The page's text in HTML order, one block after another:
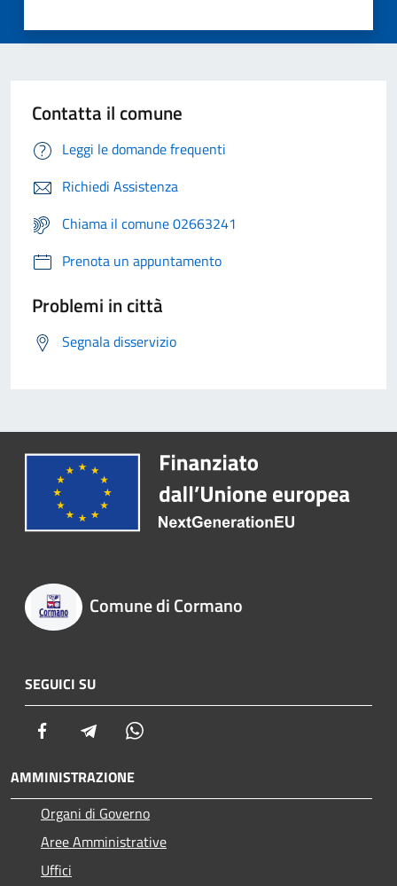
Contatta il comune
Leggi le domande frequenti
Richiedi Assistenza
Chiama il comune 02663241
Prenota un appuntamento
Problemi in città
Segnala disservizio
Comune di Cormano
SEGUICI SU
Facebook Telegram
AMMINISTRAZIONE
Organi di Governo
Aree Amministrative
Uffici